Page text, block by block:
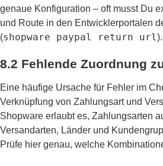
genaue Konfiguration – oft musst Du
und Route in den Entwicklerportalen
(shopware paypal return url).
8.2 Fehlende Zuordnung
Eine häufige Ursache für Fehler im
Verknüpfung von Zahlungsart und
Shopware erlaubt es, Zahlungsarten
Versandarten, Länder und
Prüfe hier genau, welche